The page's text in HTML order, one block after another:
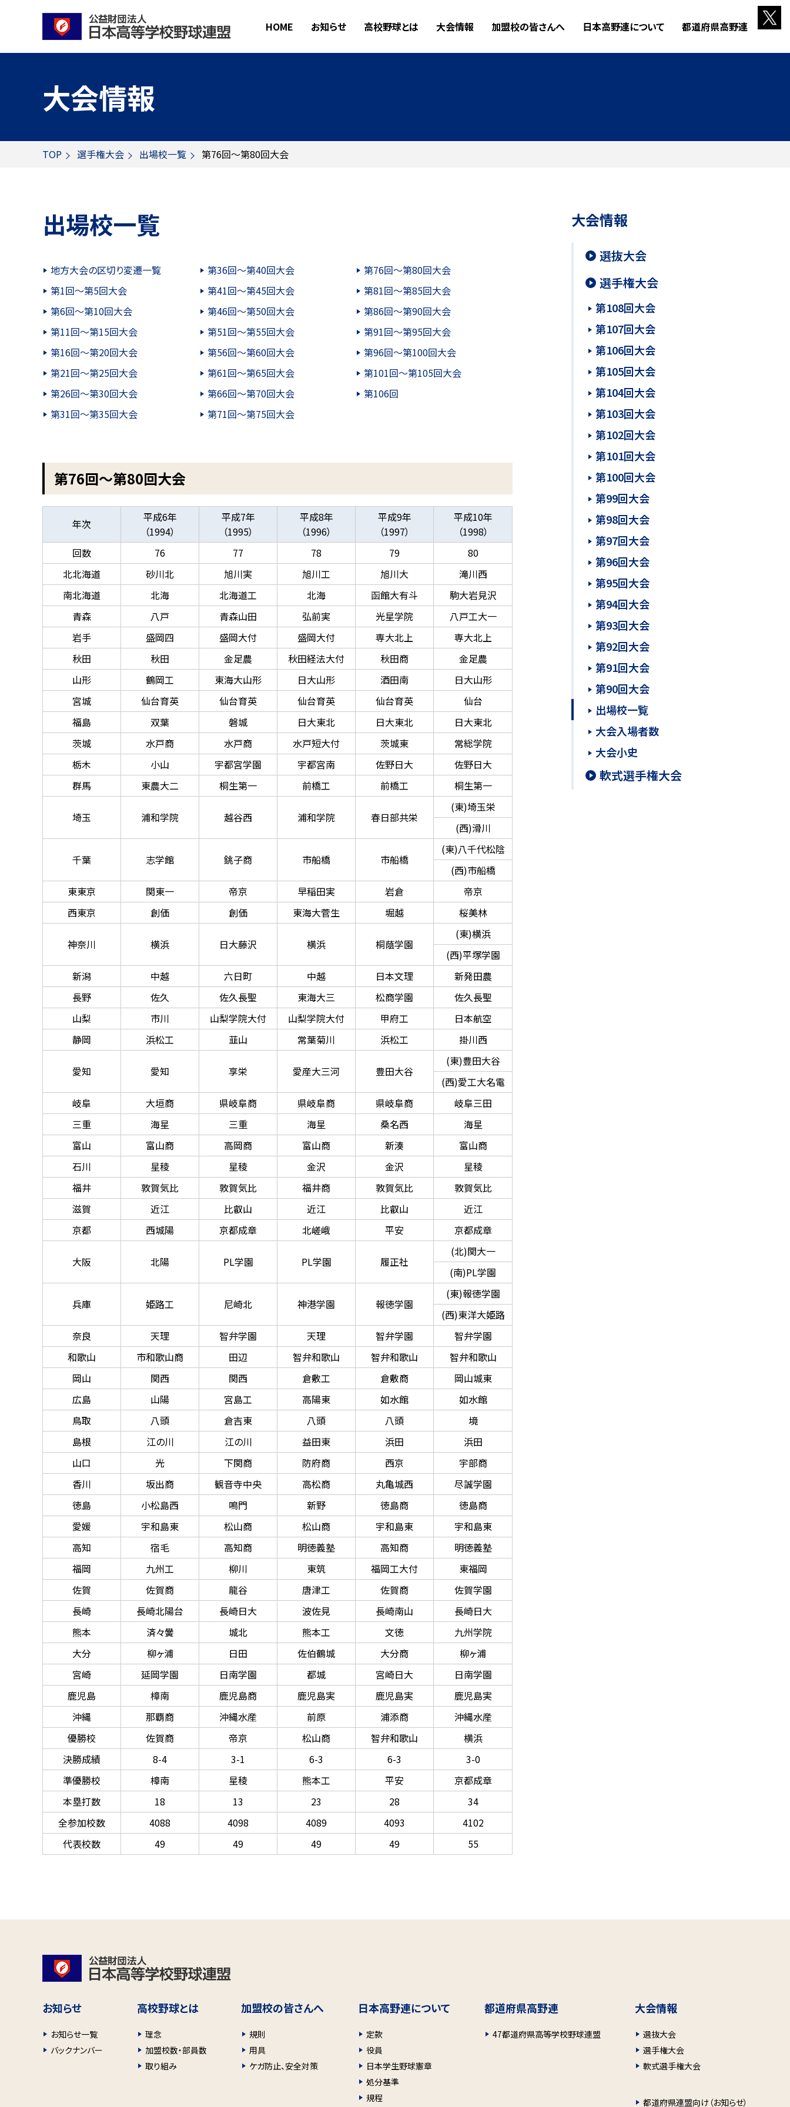
HOME お知らせ 高校野球とは 大会情報 加盟校の皆さんへ 日本高野連について 都道府県高野連
大会情報
TOP 選手権大会 出場校一覧 第76回～第80回大会
出場校一覧
地方大会の区切り変遷一覧
第1回～第5回大会
第6回～第10回大会
第11回～第15回大会
第16回～第20回大会
第21回～第25回大会
第26回～第30回大会
第31回～第35回大会
第36回～第40回大会
第41回～第45回大会
第46回～第50回大会
第51回～第55回大会
第56回～第60回大会
第61回～第65回大会
第66回～第70回大会
第71回～第75回大会
第76回～第80回大会
第81回～第85回大会
第86回～第90回大会
第91回～第95回大会
第96回～第100回大会
第101回～第105回大会
第106回
第76回～第80回大会
年次
平成6年
（1994）
平成7年
（1995）
平成8年
（1996）
平成9年
（1997）
平成10年
（1998）
回数
76 77 78 79
80
北北海道
砂川北 旭川実 旭川工 旭川大
滝川西
南北海道
北海 北海道工 北海 函館大有斗
駒大岩見沢
青森
八戸 青森山田 弘前実 光星学院
八戸工大一
岩手
盛岡四 盛岡大付 盛岡大付 専大北上
専大北上
秋田
秋田 金足農 秋田経法大付 秋田商
金足農
山形
鶴岡工 東海大山形 日大山形 酒田南
日大山形
宮城
仙台育英 仙台育英 仙台育英 仙台育英
仙台
福島
双葉 磐城 日大東北 日大東北
日大東北
茨城
水戸商 水戸商 水戸短大付 茨城東
常総学院
栃木
小山 宇都宮学園 宇都宮南 佐野日大
佐野日大
群馬
東農大二 桐生第一 前橋工 前橋工 桐生第一
埼玉 浦和学院 越谷西 浦和学院 春日部共栄
(東)埼玉栄
(西)滑川
千葉 志学館 銚子商 市船橋 市船橋
(東)八千代松陰
(西)市船橋
東東京
関東一 帝京 早稲田実 岩倉
帝京
西東京
創価 創価 東海大菅生 堀越 桜美林
神奈川 横浜 日大藤沢 横浜 桐蔭学園
(東)横浜
(西)平塚学園
新潟
中越 六日町 中越 日本文理
新発田農
長野
佐久 佐久長聖 東海大三 松商学園
佐久長聖
山梨
市川 山梨学院大付 山梨学院大付 甲府工
日本航空
静岡
浜松工 韮山 常葉菊川 浜松工 掛川西
愛知 愛知 享栄 愛産大三河 豊田大谷
(東)豊田大谷
(西)愛工大名電
岐阜
大垣商 県岐阜商 県岐阜商 県岐阜商
岐阜三田
三重
海星 三重 海星 桑名西
海星
富山
富山商 高岡商 富山商 新湊
富山商
石川
星稜 星稜 金沢 金沢
星稜
福井
敦賀気比 敦賀気比 福井商 敦賀気比
敦賀気比
滋賀
近江 比叡山 近江 比叡山
近江
京都
西城陽 京都成章 北嵯峨 平安 京都成章
大阪 北陽 PL学園 PL学園 履正社
(北)関大一
(南)PL学園
兵庫 姫路工 尼崎北 神港学園 報徳学園
(東)報徳学園
(西)東洋大姫路
奈良
天理 智弁学園 天理 智弁学園
智弁学園
和歌山
市和歌山商 田辺 智弁和歌山 智弁和歌山
智弁和歌山
岡山
関西 関西 倉敷工 倉敷商
岡山城東
広島
山陽 宮島工 高陽東 如水館
如水館
鳥取
八頭 倉吉東 八頭 八頭
境
島根
江の川 江の川 益田東 浜田
浜田
山口
光 下関商 防府商 西京
宇部商
香川
坂出商 観音寺中央 高松商 丸亀城西
尽誠学園
徳島
小松島西 鳴門 新野 徳島商
徳島商
愛媛
宇和島東 松山商 松山商 宇和島東
宇和島東
高知
宿毛 高知商 明徳義塾 高知商
明徳義塾
福岡
九州工 柳川 東筑 福岡工大付
東福岡
佐賀
佐賀商 龍谷 唐津工 佐賀商
佐賀学園
長崎
長崎北陽台 長崎日大 波佐見 長崎南山
長崎日大
熊本
済々黌 城北 熊本工 文徳
九州学院
大分
柳ヶ浦 日田 佐伯鶴城 大分商
柳ヶ浦
宮崎
延岡学園 日南学園 都城 宮崎日大
日南学園
鹿児島
樟南 鹿児島商 鹿児島実 鹿児島実
鹿児島実
沖縄
那覇商 沖縄水産 前原 浦添商
沖縄水産
優勝校
佐賀商 帝京 松山商 智弁和歌山
横浜
決勝成績
8-4 3-1 6-3 6-3
3-0
準優勝校
樟南 星稜 熊本工 平安
京都成章
本塁打数
18 13 23 28
34
全参加校数
4088 4098 4089 4093
4102
代表校数
49 49 49 49 55
大会情報
選抜大会
選手権大会
第108回大会
第107回大会
第106回大会
第105回大会
第104回大会
第103回大会
第102回大会
第101回大会
第100回大会
第99回大会
第98回大会
第97回大会
第96回大会
第95回大会
第94回大会
第93回大会
第92回大会
第91回大会
第90回大会
出場校一覧
大会入場者数
大会小史
軟式選手権大会
お知らせ
お知らせ一覧
バックナンバー
高校野球とは
理念
加盟校数・部員数
取り組み
加盟校の皆さんへ
規則
用具
ケガ防止、安全対策
日本高野連について
定款
役員
日本学生野球憲章
処分基準
規程
都道府県高野連
47都道府県高等学校野球連盟
大会情報
選抜大会
選手権大会
軟式選手権大会
都道府県連盟向け（お知らせ）